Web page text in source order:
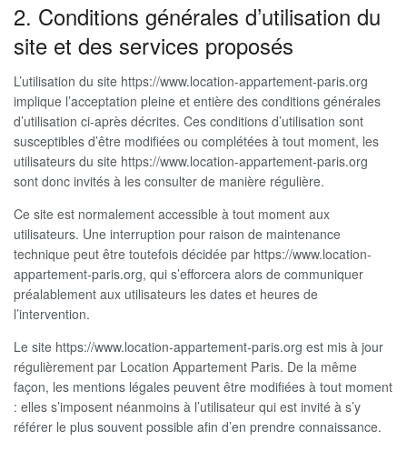
2. Conditions générales d’utilisation du
site et des services proposés
L’utilisation du site https://www.location-appartement-paris.org
implique l’acceptation pleine et entière des conditions générales
d’utilisation ci-après décrites. Ces conditions d’utilisation sont
susceptibles d’être modifiées ou complétées à tout moment, les
utilisateurs du site https://www.location-appartement-paris.org
sont donc invités à les consulter de manière régulière.
Ce site est normalement accessible à tout moment aux
utilisateurs. Une interruption pour raison de maintenance
technique peut être toutefois décidée par https://www.location-
appartement-paris.org, qui s’efforcera alors de communiquer
préalablement aux utilisateurs les dates et heures de
l’intervention.
Le site https://www.location-appartement-paris.org est mis à jour
régulièrement par Location Appartement Paris. De la même
façon, les mentions légales peuvent être modifiées à tout moment
: elles s’imposent néanmoins à l’utilisateur qui est invité à s’y
référer le plus souvent possible afin d’en prendre connaissance.